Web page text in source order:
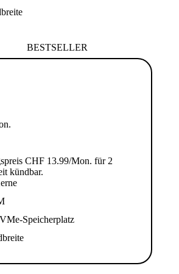
BESTSELLER
CHF 13.99/Mon. für 2
kündbar.
Speicherplatz